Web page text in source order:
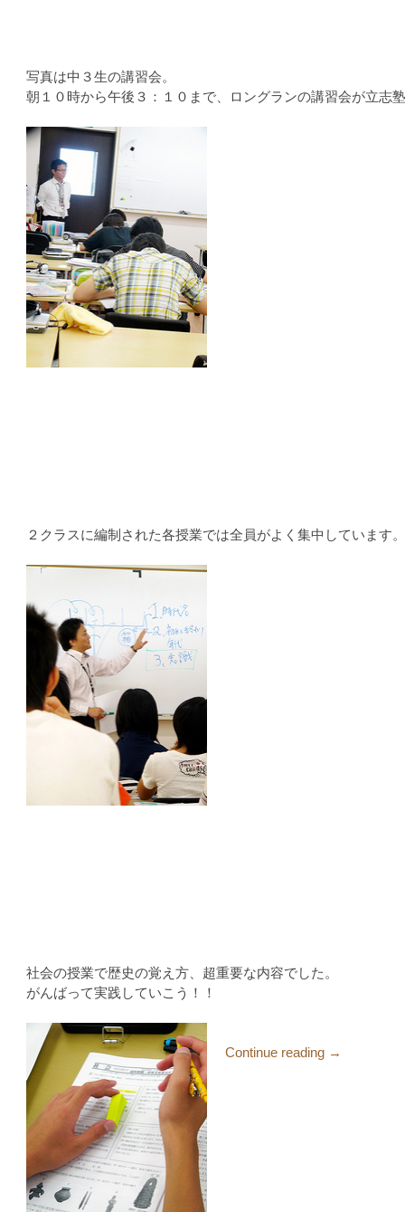
写真は中３生の講習会。
朝１０時から午後３：１０まで、ロングランの講習会が立志
２クラスに編制された各授業では全員がよく集中しています。
社会の授業で歴史の覚え方、超重要な内容でした。
がんばって実践していこう！！
Continue reading →